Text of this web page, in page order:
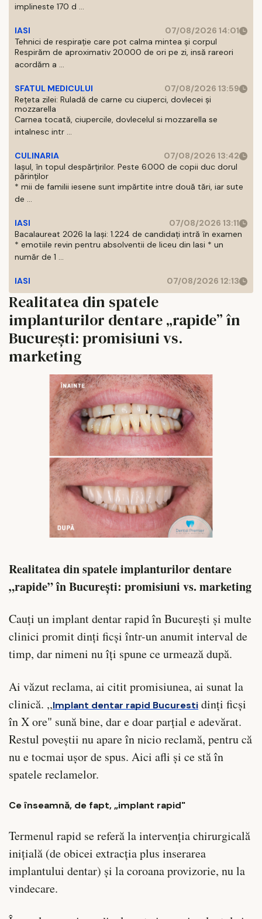
implineste 170 d ...
IASI
07/08/2026 14:01
Tehnici de respirație care pot calma mintea și corpul
Respirăm de aproximativ 20.000 de ori pe zi, insă rareori
acordăm a ...
SFATUL MEDICULUI
07/08/2026 13:59
Rețeta zilei: Ruladă de carne cu ciuperci, dovlecei și
mozzarella
Carnea tocată, ciupercile, dovlecelul si mozzarella se
intalnesc intr ...
CULINARIA
07/08/2026 13:42
Iașul, în topul despărțirilor. Peste 6.000 de copii duc dorul
părinților
* mii de familii iesene sunt impărtite intre două tări, iar sute
de ...
IASI
07/08/2026 13:11
Bacalaureat 2026 la Iași: 1.224 de candidați intră în examen
* emotiile revin pentru absolventii de liceu din Iasi * un
număr de 1 ...
IASI 07/08/2026 12:13
Realitatea din spatele
implanturilor dentare „rapide” în
București: promisiuni vs.
marketing
Realitatea din spatele implanturilor dentare
„rapide” în București: promisiuni vs. marketing
Cauți un implant dentar rapid în București și multe
clinici promit dinți ficși într-un anumit interval de
timp, dar nimeni nu îți spune ce urmează după.
Ai văzut reclama, ai citit promisiunea, ai sunat la
clinică. ,,Implant dentar rapid Bucuresti dinți ficși
în X ore" sună bine, dar e doar parțial e adevărat.
Restul poveștii nu apare în nicio reclamă, pentru că
nu e tocmai ușor de spus. Aici afli și ce stă în
spatele reclamelor.
Ce înseamnă, de fapt, „implant rapid"
Termenul rapid se referă la intervenția chirurgicală
inițială (de obicei extracția plus inserarea
implantului dentar) și la coroana provizorie, nu la
vindecare.